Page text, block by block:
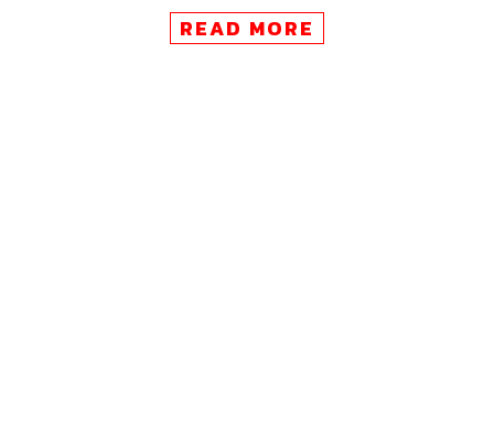
ของยูฟ่าในรอบ 49 ปี นับตั้งแต่ จุ๊ปป์ ไฮย์เกส เคยยิงแฮตทริก
ให้โบรุสเซีย มึนเช่นกลัดบัค ชนะทเวนเต้ 5-1 ในยูฟ่าคัพปี
READ MORE